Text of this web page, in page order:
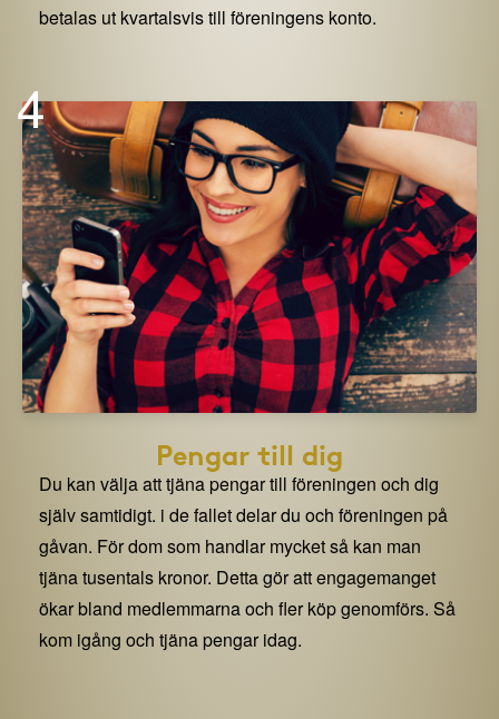
betalas ut kvartalsvis till föreningens konto.
4
Pengar till dig
Du kan välja att tjäna pengar till föreningen och dig
själv samtidigt. i de fallet delar du och föreningen på
gåvan. För dom som handlar mycket så kan man
tjäna tusentals kronor. Detta gör att engagemanget
ökar bland medlemmarna och fler köp genomförs. Så
kom igång och tjäna pengar idag.